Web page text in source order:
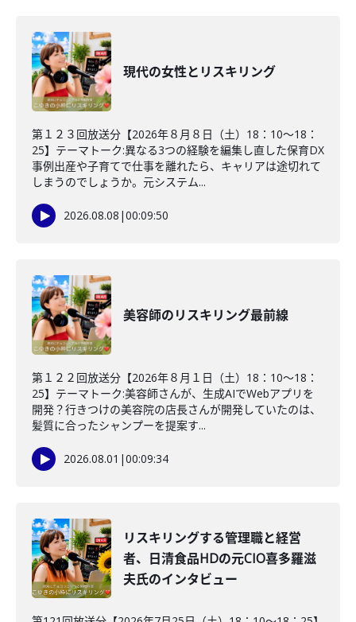
現代の女性とリスキリング
第１２３回放送分【2026年８月８日（土）18：10～18：
25】テーマトーク:異なる3つの経験を編集し直した保育DX
事例出産や子育てで仕事を離れたら、キャリアは途切れて
しまうのでしょうか。元システム...
2026.08.08 |00:09:50
美容師のリスキリング最前線
第１２２回放送分【2026年８月１日（土）18：10～18：
25】テーマトーク:美容師さんが、生成AIでWebアプリを
開発？行きつけの美容院の店長さんが開発していたのは、
髪質に合ったシャンプーを提案す...
2026.08.01 |00:09:34
リスキリングする管理職と経営
者、日清食品HDの元CIO喜多羅滋
夫氏のインタビュー